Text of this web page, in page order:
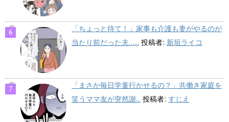
「ちょっと待て！」家事も介護も妻がやるのが
当たり前だった夫…... 投稿者: 新垣ライコ
「まさか毎日学童行かせるの？」共働き家庭を
笑うママ友が突然謝... 投稿者: すじえ